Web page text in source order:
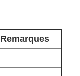
Remarques